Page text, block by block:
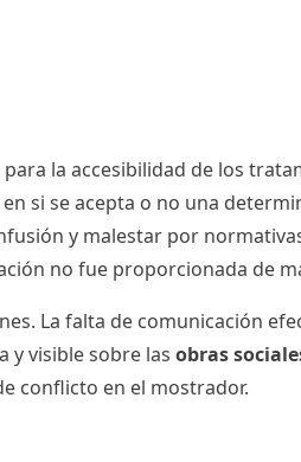
la accesibilidad de los
si se acepta o no una
y malestar por
no fue proporcionada de
La falta de comunicación
y visible sobre las obras
conflicto en el mostrador.